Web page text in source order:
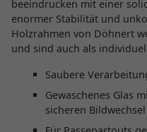
beeindrucken mit einer
enormer Stabilität und
Holzrahmen von Döhnert
und sind auch als
Saubere
Gewaschenes Glas
sicheren